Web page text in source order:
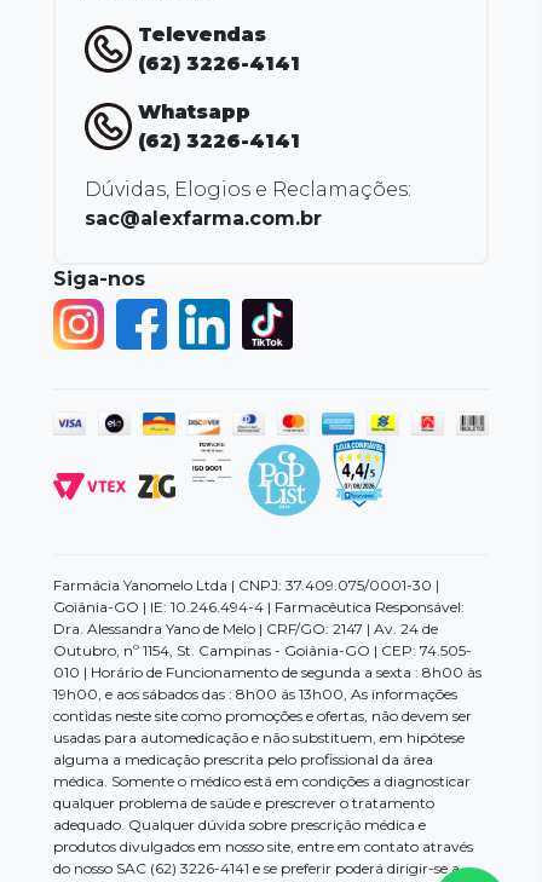
Televendas
(62) 3226-4141
Whatsapp
(62) 3226-4141
Dúvidas, Elogios e Reclamações:
sac@alexfarma.com.br
Siga-nos
Farmácia Yanomelo Ltda | CNPJ: 37.409.075/0001-30 |
Goiânia-GO | IE: 10.246.494-4 | Farmacêutica Responsável:
Dra. Alessandra Yano de Melo | CRF/GO: 2147 | Av. 24 de
Outubro, nº 1154, St. Campinas - Goiânia-GO | CEP: 74.505-
010 | Horário de Funcionamento de segunda a sexta : 8h00 às
19h00, e aos sábados das : 8h00 ás 13h00, As informações
contidas neste site como promoções e ofertas, não devem ser
usadas para automedicação e não substituem, em hipótese
alguma a medicação prescrita pelo profissional da área
médica. Somente o médico está em condições a diagnosticar
qualquer problema de saúde e prescrever o tratamento
adequado. Qualquer dúvida sobre prescrição médica e
produtos divulgados em nosso site, entre em contato através
do nosso SAC (62) 3226-4141 e se preferir poderá dirigir-se a